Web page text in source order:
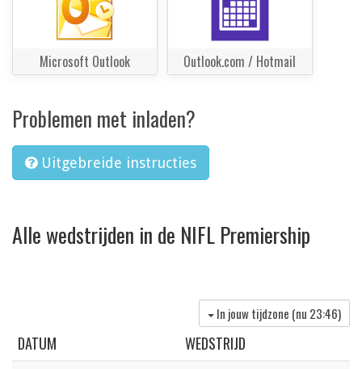
Microsoft Outlook Outlook.com / Hotmail
Problemen met inladen?
Uitgebreide instructies
Alle wedstrijden in de NIFL Premiership
In jouw tijdzone (nu 23:46)
DATUM WEDSTRIJD